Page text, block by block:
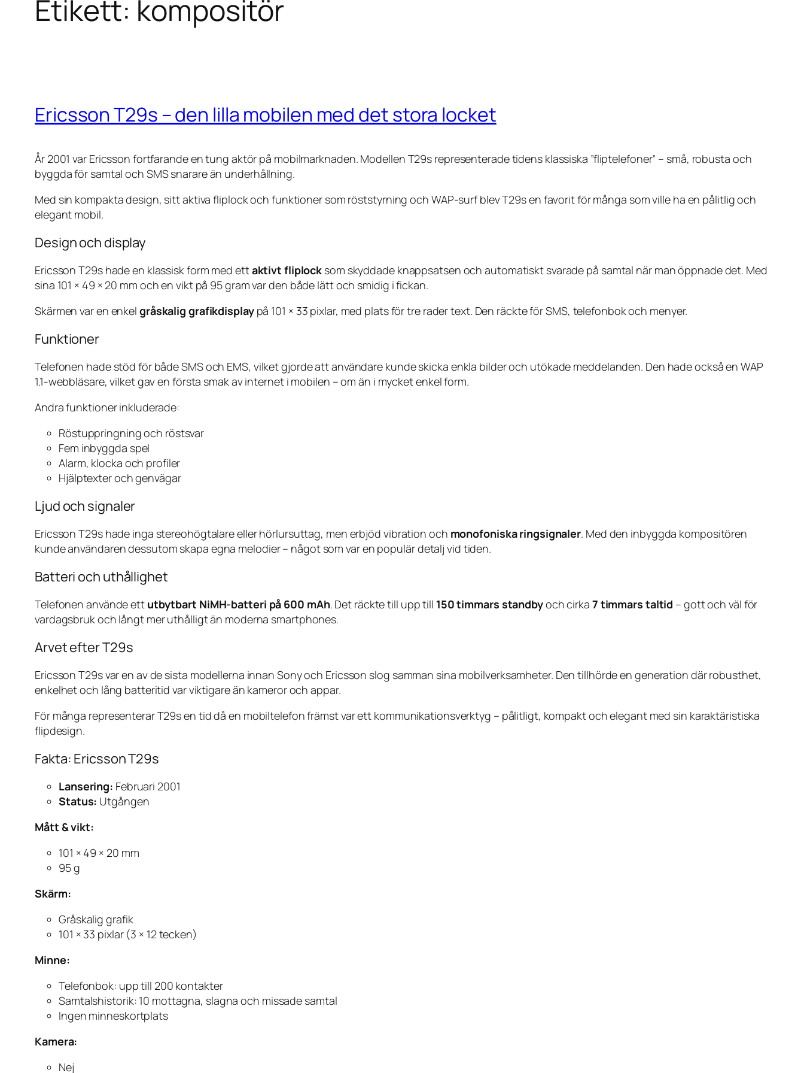
Etikett: kompositör
Ericsson T29s – den lilla mobilen med det stora locket
År 2001 var Ericsson fortfarande en tung aktör på mobilmarknaden. Modellen T29s representerade tidens klassiska ”fliptelefoner” – små, robusta och
byggda för samtal och SMS snarare än underhållning.
Med sin kompakta design, sitt aktiva fliplock och funktioner som röststyrning och WAP-surf blev T29s en favorit för många som ville ha en pålitlig och
elegant mobil.
Design och display
Ericsson T29s hade en klassisk form med ettaktivt fliplock som skyddade knappsatsen och automatiskt svarade på samtal när man öppnade det. Med
sina 101 × 49 × 20 mm och en vikt på 95 gram var den både lätt och smidig i fickan.
Skärmen var en enkel gråskalig grafikdisplaypå 101 × 33 pixlar, med plats för tre rader text. Den räckte för SMS, telefonbok och menyer.
Funktioner
Telefonen hade stöd för både SMS och EMS, vilket gjorde att användare kunde skicka enkla bilder och utökade meddelanden. Den hade också en WAP
1.1-webbläsare, vilket gav en första smak av internet i mobilen – om än i mycket enkel form.
Andra funktioner inkluderade:
Röstuppringning och röstsvar
Fem inbyggda spel
Alarm, klocka och profiler
Hjälptexter och genvägar
Ljud och signaler
Ericsson T29s hade inga stereohögtalare eller hörlursuttag, men erbjöd vibration och monofoniska ringsignaler. Med den inbyggda kompositören
kunde användaren dessutom skapa egna melodier – något som var en populär detalj vid tiden.
Batteri och uthållighet
Telefonen använde ett utbytbart NiMH-batteri på 600 mAh. Det räckte till upp till 150 timmars standbyoch cirka 7 timmars taltid – gott och väl för
vardagsbruk och långt mer uthålligt än moderna smartphones.
Arvet efter T29s
Ericsson T29s var en av de sista modellerna innan Sony och Ericsson slog samman sina mobilverksamheter. Den tillhörde en generation där robusthet,
enkelhet och lång batteritid var viktigare än kameror och appar.
För många representerar T29s en tid då en mobiltelefon främst var ett kommunikationsverktyg – pålitligt, kompakt och elegant med sin karaktäristiska
flipdesign.
Fakta: Ericsson T29s
Lansering: Februari 2001
Status: Utgången
Mått & vikt:
101 × 49 × 20 mm
95 g
Skärm:
Gråskalig grafik
101 × 33 pixlar (3 × 12 tecken)
Minne:
Telefonbok: upp till 200 kontakter
Samtalshistorik: 10 mottagna, slagna och missade samtal
Ingen minneskortplats
Kamera:
Nej